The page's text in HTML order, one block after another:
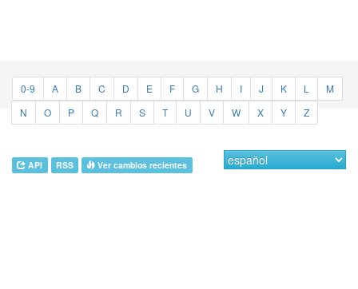
0-9 A B C D E F G H I J K L
M
N
O P Q R S T U V W X Y Z
API RSS Ver cambios recientes